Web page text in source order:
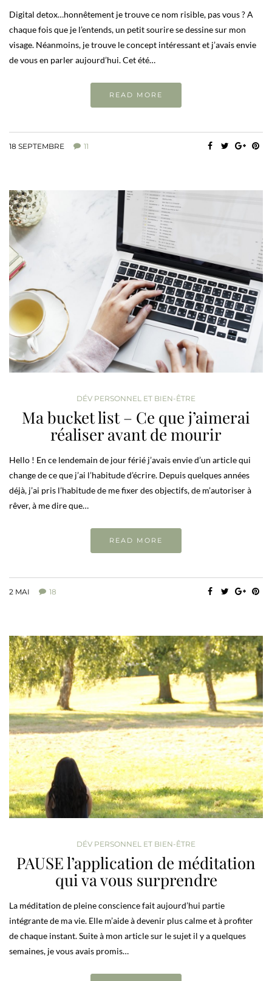
Digital detox…honnêtement je trouve ce nom risible, pas vous ? A
chaque fois que je l’entends, un petit sourire se dessine sur mon
visage. Néanmoins, je trouve le concept intéressant et j’avais envie
de vous en parler aujourd’hui. Cet été…
READ MORE
18 SEPTEMBRE 11
DÉV PERSONNEL ET BIEN-ÊTRE
Ma bucket list – Ce que j’aimerai
réaliser avant de mourir
Hello ! En ce lendemain de jour férié j’avais envie d’un article qui
change de ce que j’ai l’habitude d’écrire. Depuis quelques années
déjà, j’ai pris l’habitude de me fixer des objectifs, de m’autoriser à
rêver, à me dire que…
READ MORE
2 MAI 18
DÉV PERSONNEL ET BIEN-ÊTRE
PAUSE l’application de méditation
qui va vous surprendre
La méditation de pleine conscience fait aujourd’hui partie
intégrante de ma vie. Elle m’aide à devenir plus calme et à profiter
de chaque instant. Suite à mon article sur le sujet il y a quelques
semaines, je vous avais promis…